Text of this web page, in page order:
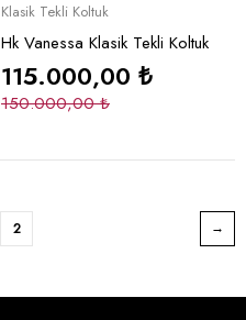
Klasik Tekli Koltuk
Hk Vanessa Klasik Tekli Koltuk
150.000,00₺
115.000,00 ₺
2